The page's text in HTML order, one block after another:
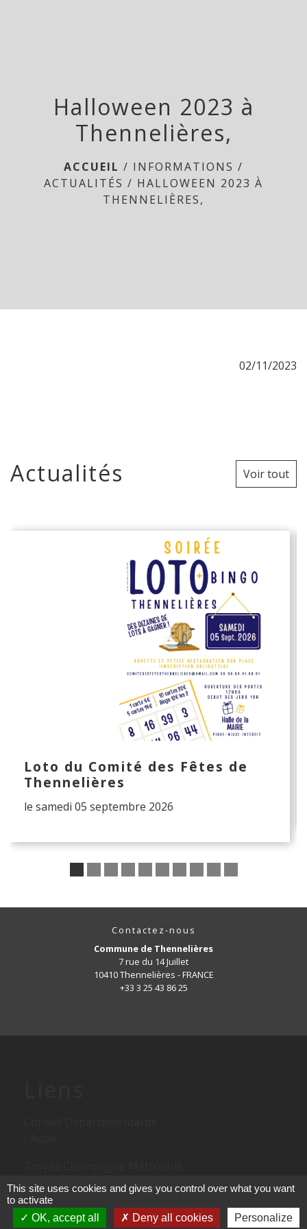
Halloween 2023 à
Thennelières,
ACCUEIL / INFORMATIONS /
ACTUALITÉS / HALLOWEEN 2023 À
THENNELIÈRES,
02/11/2023
Actualités Voir tout
Loto du Comité des Fêtes de
Thennelières
le samedi 05 septembre 2026
Contactez-nous
Commune de Thennelières
7 rue du 14 Juillet
10410 Thennelières - FRANCE
+33 3 25 43 86 25
Conseil Régional d'Alsace
Champagne Ardennes Lorraine
This site uses cookies and gives you control over what you want
to activate
OK, accept all
Deny all cookies Personalize